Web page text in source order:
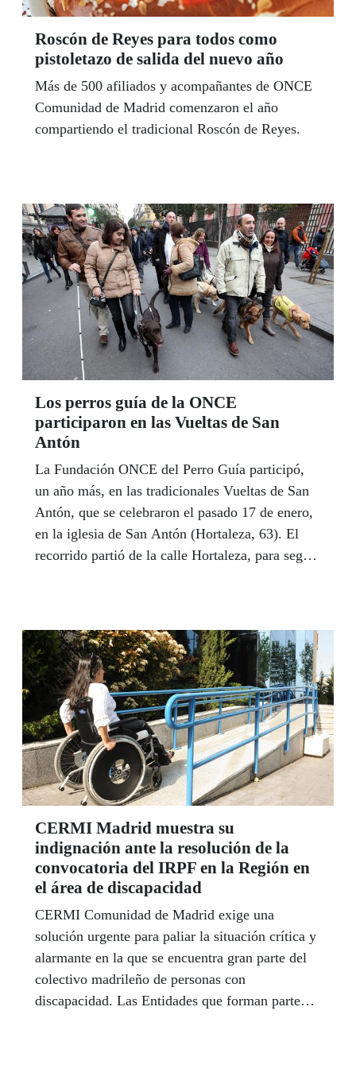
Roscón de Reyes para todos como
pistoletazo de salida del nuevo año
Más de 500 afiliados y acompañantes de ONCE
Comunidad de Madrid comenzaron el año
compartiendo el tradicional Roscón de Reyes.
Los perros guía de la ONCE
participaron en las Vueltas de San
Antón
La Fundación ONCE del Perro Guía participó,
un año más, en las tradicionales Vueltas de San
Antón, que se celebraron el pasado 17 de enero,
en la iglesia de San Antón (Hortaleza, 63). El
recorrido partió de la calle Hortaleza, para seguir
CERMI Madrid muestra su
indignación ante la resolución de la
convocatoria del IRPF en la Región en
el área de discapacidad
CERMI Comunidad de Madrid exige una
solución urgente para paliar la situación crítica y
alarmante en la que se encuentra gran parte del
colectivo madrileño de personas con
discapacidad. Las Entidades que forman parte